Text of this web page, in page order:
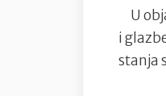
U
i
stanja